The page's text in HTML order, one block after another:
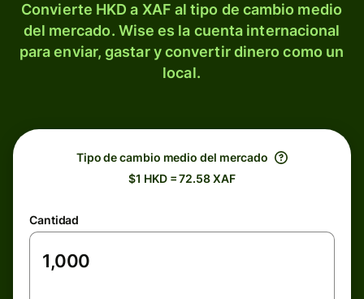
Convierte HKD a XAF al tipo de cambio medio
del mercado. Wise es la cuenta internacional
para enviar, gastar y convertir dinero como un
local.
Tipo de cambio medio del mercado
$1 HKD = 72.58 XAF
Cantidad